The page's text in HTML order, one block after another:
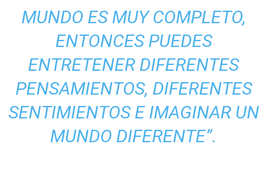
MUNDO ES MUY COMPLETO,
ENTONCES PUEDES
ENTRETENER DIFERENTES
PENSAMIENTOS, DIFERENTES
SENTIMIENTOS E IMAGINAR UN
MUNDO DIFERENTE”.